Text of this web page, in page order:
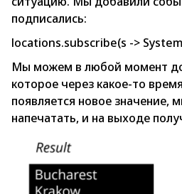
подписались:
locations.subscribe(s ->
Мы можем в любой момент
которое через какое-то
появляется новое значение,
напечатать, и на выходе